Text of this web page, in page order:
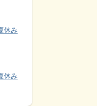
休み
休み